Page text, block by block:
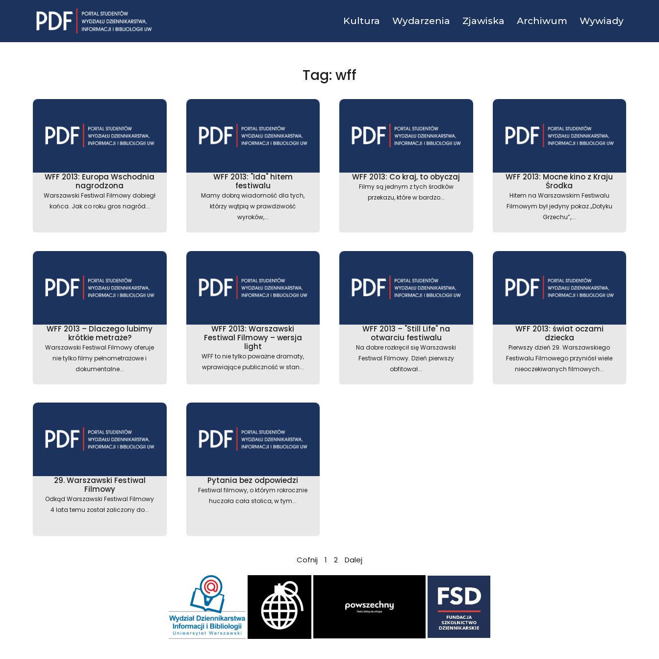
Kultura Wydarzenia Zjawiska Archiwum Wywiady
Tag: wff
WFF 2013: Europa Wschodnia
nagrodzona
Warszawski Festiwal Filmowy dobiegł
końca. Jak co roku gros nagród...
WFF 2013: "Ida" hitem
festiwalu
Mamy dobrą wiadomość dla tych,
którzy wątpią w prawdziwość
wyroków,...
WFF 2013: Co kraj, to obyczaj
Filmy są jednym z tych środków
przekazu, które w bardzo...
WFF 2013: Mocne kino z Kraju
Środka
Hitem na Warszawskim Festiwalu
Filmowym był jedyny pokaz „Dotyku
Grzechu”,...
WFF 2013 – Dlaczego lubimy
krótkie metraże?
Warszawski Festiwal Filmowy oferuje
nie tylko filmy pełnometrażowe i
dokumentalne...
WFF 2013: Warszawski
Festiwal Filmowy – wersja
light
WFF to nie tylko poważne dramaty,
wprawiające publiczność w stan...
WFF 2013 – "Still Life" na
otwarciu festiwalu
Na dobre rozkręcił się Warszawski
Festiwal Filmowy. Dzień pierwszy
obfitował...
WFF 2013: świat oczami
dziecka
Pierwszy dzień 29. Warszawskiego
Festiwalu Filmowego przyniósł wiele
nieoczekiwanych filmowych...
29. Warszawski Festiwal
Filmowy
Odkąd Warszawski Festiwal Filmowy
4 lata temu został zaliczony do...
Pytania bez odpowiedzi
Festiwal filmowy, o którym rokrocznie
huczała cała stolica, w tym...
Cofnij
Strona
1
Strona
2 Dalej